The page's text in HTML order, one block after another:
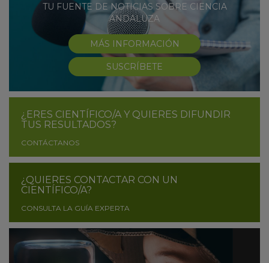
TU FUENTE DE NOTICIAS SOBRE CIENCIA
ANDALUZA
MÁS INFORMACIÓN
SUSCRÍBETE
¿ERES CIENTÍFICO/A Y QUIERES DIFUNDIR
TUS RESULTADOS?
CONTÁCTANOS
¿QUIERES CONTACTAR CON UN
CIENTÍFICO/A?
CONSULTA LA GUÍA EXPERTA